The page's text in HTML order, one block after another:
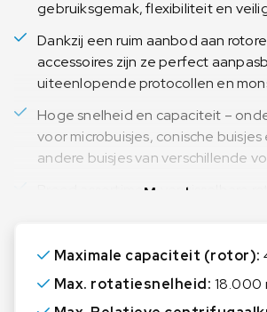
gebruiksgemak, flexibiliteit en
Dankzij een ruim aanbod aan
accessoires zijn ze perfect
uiteenlopende protocollen en
Hoge snelheid en capaciteit –
voor microbuisjes, conische buisjes
andere buisjes van verschillende
Breed assortiment verwisselbare
programmeerbare instellingen en
displays
Meer lezen
Maximale capaciteit (rotor):
Max. rotatiesnelheid: 18.000